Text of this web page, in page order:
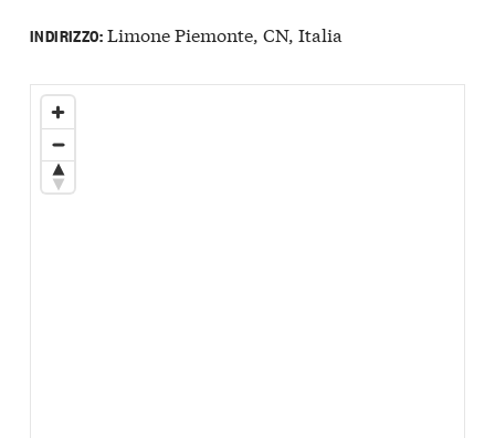
INDIRIZZO:Limone Piemonte, CN, Italia